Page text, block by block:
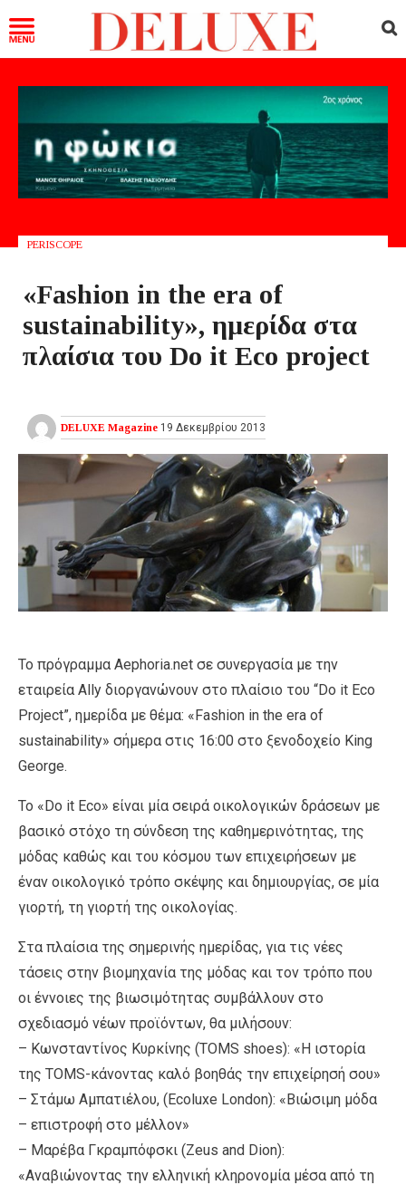
PERISCOPE
«Fashion in the era of
sustainability», ημερίδα στα
πλαίσια του Do it Eco project
DELUXE Magazine 19 Δεκεμβρίου 2013
Το πρόγραμμα Aephoria.net σε συνεργασία με την
εταιρεία Ally διοργανώνουν στo πλαίσιo του “Do it Eco
Project”, ημερίδα με θέμα: «Fashion in the era of
sustainability» σήμερα στις 16:00 στο ξενοδοχείο King
George.
Το «Do it Eco» είναι μία σειρά οικολογικών δράσεων με
βασικό στόχο τη σύνδεση της καθημερινότητας, της
μόδας καθώς και του κόσμου των επιχειρήσεων με
έναν οικολογικό τρόπο σκέψης και δημιουργίας, σε μία
γιορτή, τη γιορτή της οικολογίας.
Στα πλαίσια της σημερινής ημερίδας, για τις νέες
τάσεις στην βιομηχανία της μόδας και τον τρόπο που
οι έννοιες της βιωσιμότητας συμβάλλουν στο
σχεδιασμό νέων προϊόντων, θα μιλήσουν:
– Κωνσταντίνος Κυρκίνης (TOMS shoes): «Η ιστορία
της TOMS-κάνοντας καλό βοηθάς την επιχείρησή σου»
– Στάμω Αμπατιέλου, (Ecoluxe London): «Βιώσιμη μόδα
– επιστροφή στο μέλλον»
– Μαρέβα Γκραμπόφσκι (Ζeus and Dion):
«Αναβιώνοντας την ελληνική κληρονομία μέσα από τη